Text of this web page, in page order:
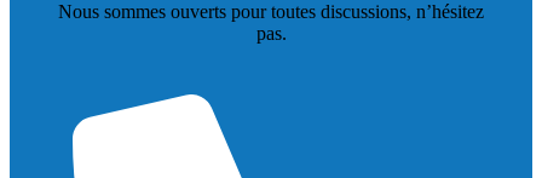
Nous sommes ouverts pour toutes discussions, n’hésitez
pas.